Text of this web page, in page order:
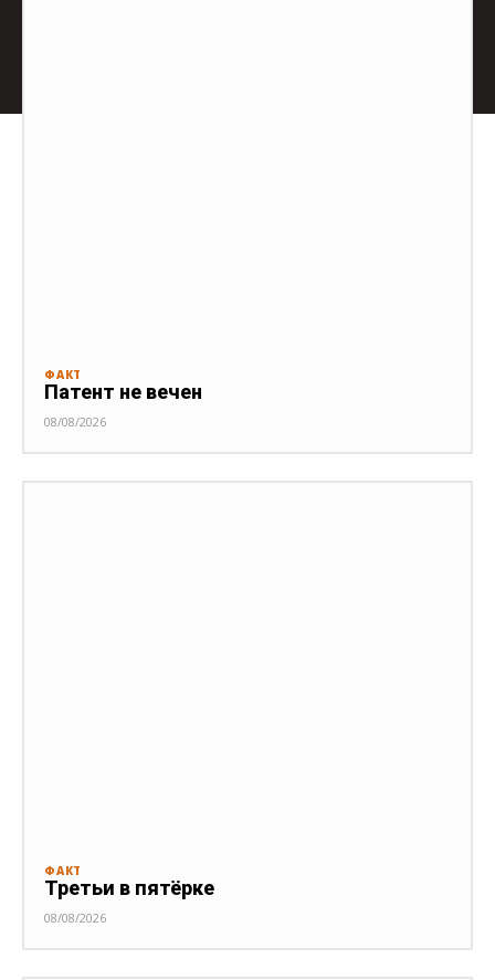
ФАКТ
Патент не вечен
08/08/2026
ФАКТ
Третьи в пятёрке
08/08/2026